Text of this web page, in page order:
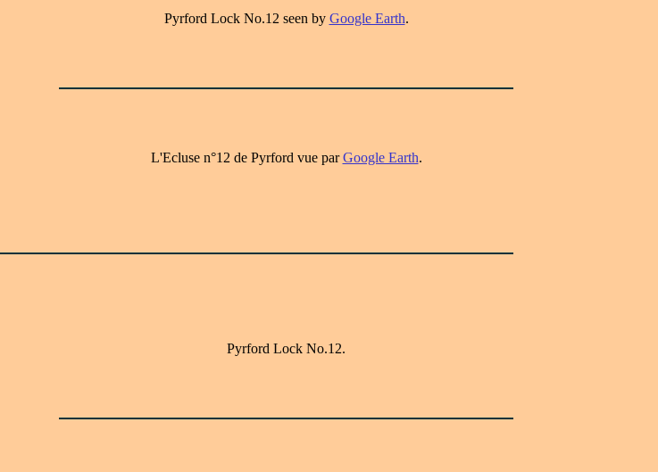
Pyrford Lock No.12 seen by Google Earth.
L'Ecluse n°12 de Pyrford vue parGoogle Earth.
Pyrford Lock No.12.